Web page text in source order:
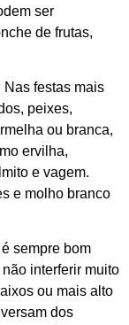
ser
de frutas,
festas mais
peixes,
ou branca,
ervilha,
e vagem.
e molho branco
sempre bom
interferir muito
ou mais alto
dos